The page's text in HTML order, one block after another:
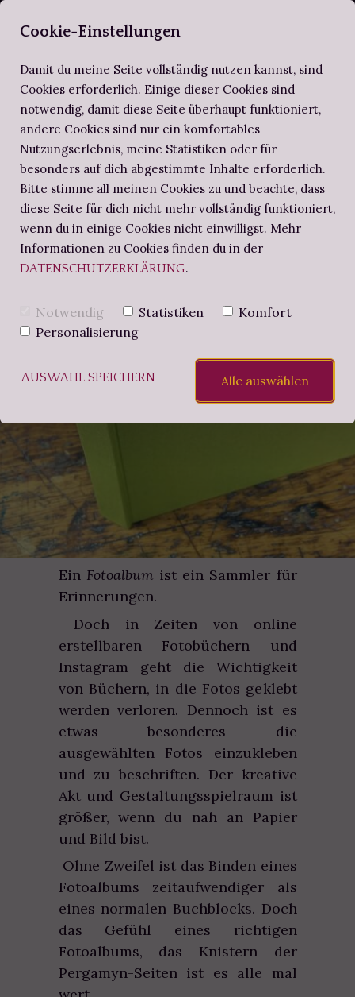
ZIRKEL DER SELBERBUCHBINDER
BUCHBINDEN-WORKSHOPS
BUCHBINDERS BRIEFE
SCHRITT FÜR SCHRITT
BUCHBINDE-PROJEKTE
ALTES WISSEN
NOTIZBUCH
REGENBOGEN-
BUCHBINDE-
PROJEKT
Ein Fotoalbum ist ein Sammler für
Erinnerungen.
Doch in Zeiten von online
erstellbaren Fotobüchern und
Instagram geht die Wichtigkeit
von Büchern, in die Fotos geklebt
werden verloren. Dennoch ist es
etwas besonderes die
ausgewählten Fotos einzukleben
und zu beschriften. Der kreative
Akt und Gestaltungsspielraum ist
größer, wenn du nah an Papier
und Bild bist.
Ohne Zweifel ist das Binden eines
Fotoalbums zeitaufwendiger als
eines normalen Buchblocks. Doch
das Gefühl eines richtigen
Fotoalbums, das Knistern der
Pergamyn-Seiten ist es alle mal
Cookie-Einstellungen
Damit du meine Seite vollständig nutzen kannst, sind
Cookies erforderlich. Einige dieser Cookies sind
notwendig, damit diese Seite überhaupt funktioniert,
andere Cookies sind nur ein komfortables
Nutzungserlebnis, meine Statistiken oder für
besonders auf dich abgestimmte Inhalte erforderlich.
Bitte stimme all meinen Cookies zu und beachte, dass
diese Seite für dich nicht mehr vollständig funktioniert,
wenn du in einige Cookies nicht einwilligst. Mehr
Informationen zu Cookies finden du in der
DATENSCHUTZERKLÄRUNG.
Notwendig Statistiken
Komfort
Personalisierung
AUSWAHL SPEICHERN Alle auswählen